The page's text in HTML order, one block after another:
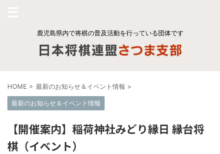
鹿児島県内で将棋の普及活動を行っている団体です
HOME > 最新のお知らせ＆イベント情報 >
最新のお知らせ＆イベント情報
【開催案内】稲荷神社みどり縁日 縁台将
棋（イベント）